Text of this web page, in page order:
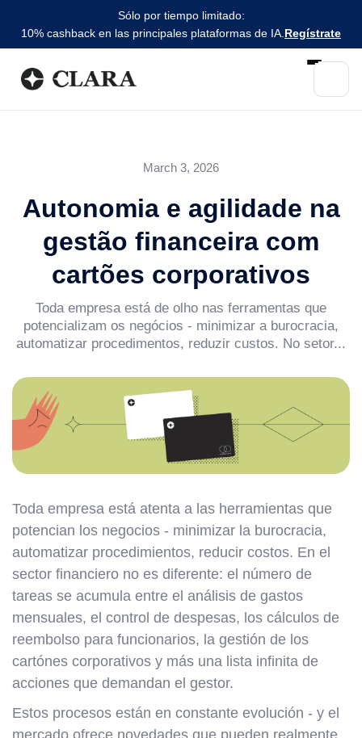
Sólo por tiempo limitado:
10% cashback en las principales plataformas de IA. Regístrate
March 3, 2026
Autonomia e agilidade na
gestão financeira com
cartões corporativos
Toda empresa está de olho nas ferramentas que
potencializam os negócios - minimizar a burocracia,
automatizar procedimentos, reduzir custos. No setor...
Toda empresa está atenta a las herramientas que
potencian los negocios - minimizar la burocracia,
automatizar procedimientos, reducir costos. En el
sector financiero no es diferente: el número de
tareas se acumula entre el análisis de gastos
mensuales, el control de despesas, los cálculos de
reembolso para funcionarios, la gestión de los
cartónes corporativos y más una lista infinita de
acciones que demandan el gestor.
Estos procesos están en constante evolución - y el